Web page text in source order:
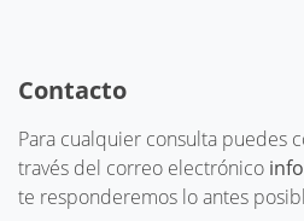
Contacto
Para cualquier consulta puedes
través del correo electrónico
te responderemos lo antes